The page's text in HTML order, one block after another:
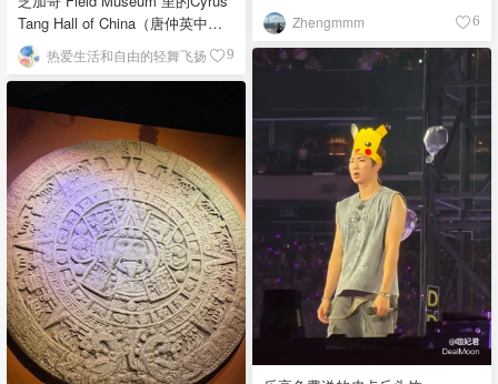
Zhengmmm 6
Tang Hall of China（唐仲英中国
馆） 热爱生活和自由的轻舞飞扬 9